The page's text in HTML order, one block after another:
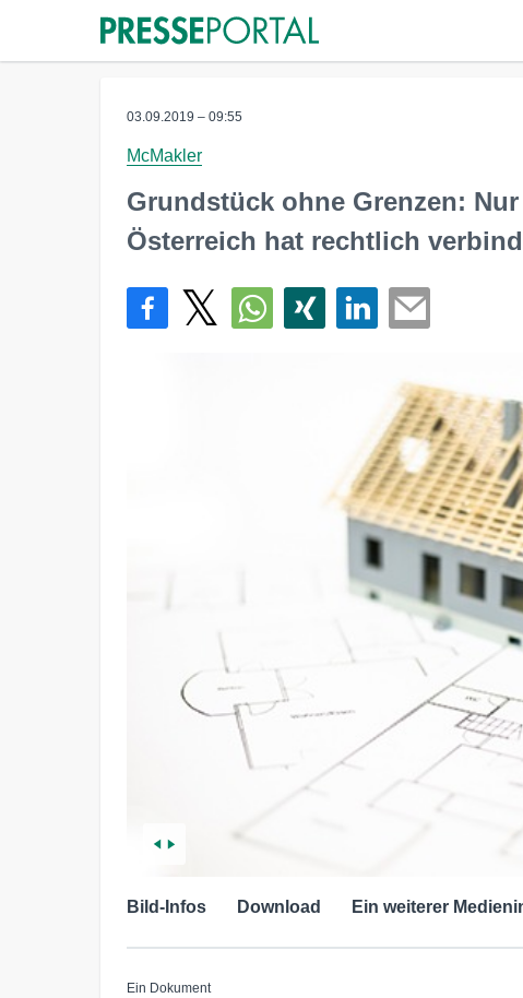
03.09.2019 – 09:55
McMakler
Grundstück ohne Grenzen:
Österreich hat rechtlich
Bild-Infos Download Ein weiterer
Ein Dokument